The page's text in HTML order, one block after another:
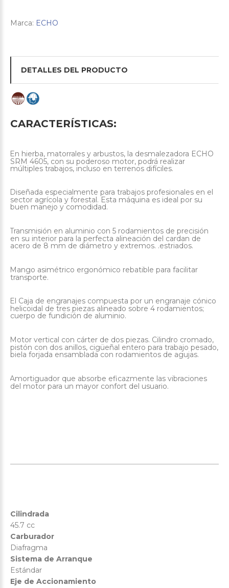
Marca: ECHO
DETALLES DEL PRODUCTO
CARACTERÍSTICAS:
En hierba, matorrales y arbustos, la desmalezadora ECHO
SRM 4605, con su poderoso motor, podrá realizar
múltiples trabajos, incluso en terrenos difíciles.
Diseñada especialmente para trabajos profesionales en el
sector agrícola y forestal. Esta máquina es ideal por su
buen manejo y comodidad.
Transmisión en aluminio con 5 rodamientos de precisión
en su interior para la perfecta alineación del cardan de
acero de 8 mm de diámetro y extremos. .estriados.
Mango asimétrico ergonómico rebatible para facilitar
transporte.
El Caja de engranajes compuesta por un engranaje cónico
helicoidal de tres piezas alineado sobre 4 rodamientos;
cuerpo de fundición de aluminio.
Motor vertical con cárter de dos piezas. Cilindro cromado,
pistón con dos anillos, cigüeñal entero para trabajo pesado,
biela forjada ensamblada con rodamientos de agujas.
Amortiguador que absorbe eficazmente las vibraciones
del motor para un mayor confort del usuario.
Cilindrada
45.7 cc
Carburador
Diafragma
Sistema de Arranque
Estándar
Eje de Accionamiento